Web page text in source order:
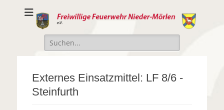
Freiwillige
Feuerwehr Nieder-
Mörlen e.V.
Freiwillige Feuerwehr Nieder-Mörlen e.v.
Suche
nach:
Externes Einsatzmittel: LF 8/6 -
Steinfurth